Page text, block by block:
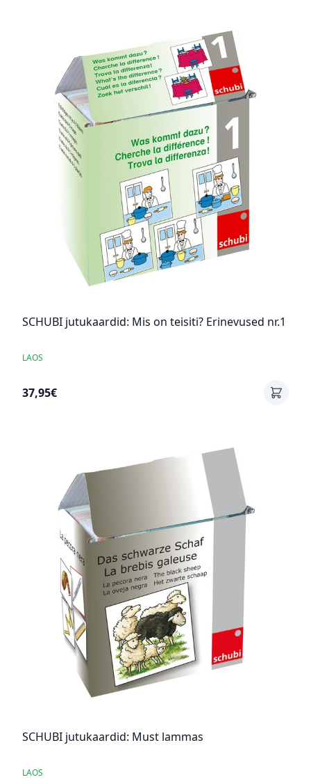
SCHUBI jutukaardid: Mis on teisiti? Erinevused nr.1
LAOS
37,95€
SCHUBI jutukaardid: Must lammas
LAOS